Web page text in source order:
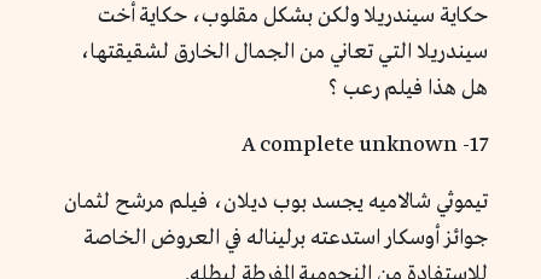
حكاية سيندريلا ولكن بشكل مقلوب، حكاية أخت
سيندريلا التي تعاني من الجمال الخارق لشقيقتها،
هل هذا فيلم رعب ؟
17- A complete unknown
تيموثي شالاميه يجسد بوب ديلان، فيلم مرشح لثمان
جوائز أوسكار استدعته برليناله في العروض الخاصة